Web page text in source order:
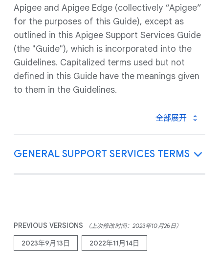
Apigee and Apigee Edge (collectively “Apigee”
for the purposes of this Guide), except as
outlined in this Apigee Support Services Guide
(the "Guide"), which is incorporated into the
Guidelines. Capitalized terms used but not
defined in this Guide have the meanings given
to them in the Guidelines.
全部展开
GENERAL SUPPORT SERVICES TERMS
PREVIOUS VERSIONS （上次修改时间：2023年10月26日）
2023年9月13日 2022年11月14日